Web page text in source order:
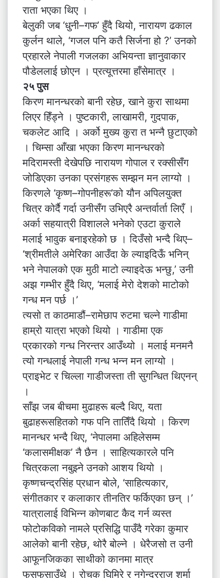
राता भएका थिए ।
बेलुकी जब ‘धुनी–गफ’ हुँदै थियो, नारायण ढकाल
कुर्लन थाले, ‘गजल पनि कतै सिर्जना हो ?’ उनको
प्रहारले नेपाली गजलका अभियन्ता ज्ञानुवाकार
पौडेललाई छोएन । प्रत्यूत्तरमा हाँसेमात्र ।
२५ पुस
किरण मानन्धरको बानी रहेछ, खाने कुरा साथमा
लिएर हिँड्ने । पुष्टकारी, लाखामरी, गुदपाक,
चकलेट आदि । अर्को मुख्य कुरा त भन्नै छुटाएको
। चिम्सा आँखा भएका किरण मानन्धरको
मदिरामस्ती देखेपछि नारायण गोपाल र रक्सीसँग
जोडिएका उनका प्रसंगहरू सम्झन मन लाग्यो ।
किरणले ‘कृष्ण–गोपनीहरू’को यौन अपिलयुक्त
चित्र कोर्दै गर्दा उनीसँग उभिएरै अन्तर्वार्ता लिएँ ।
अर्का सहयात्री विशालले भनेको एउटा कुराले
मलाई भावुक बनाइरहेको छ । दिउँसो भन्दै थिए–
‘श्रीमतीले अमेरिका आउँदा के ल्याइदिऊँ भनिन्
भने नेपालको एक मुठी माटो ल्याइदेऊ भन्छु,’ उनी
अझ गम्भीर हुँदै थिए, ‘मलाई मेरो देशको माटोको
गन्ध मन पर्छ ।’
त्यसो त काठमाडौं–रामेछाप रुटमा चल्ने गाडीमा
हाम्रो यात्रा भएको थियो । गाडीमा एक
प्रकारको गन्ध निरन्तर आउँथ्यो । मलाई मनमनै
त्यो गन्धलाई नेपाली गन्ध भन्न मन लाग्यो ।
प्राइभेट र चिल्ला गाडीजस्ता ती सुगन्धित थिएनन्
।
साँझ जब बीचमा मुढाहरू बल्दै थिए, यता
बुढाहरूसहितको गफ पनि तातिँदै थियो । किरण
मानन्धर भन्दै थिए, ‘नेपालमा अहिलेसम्म
‘कलासमीक्षक’ नै छैन । साहित्यकारले पनि
चित्रकला नबुझ्ने उनको आशय थियो ।
कृष्णचन्द्रसिंह प्रधान बोले, ‘साहित्यकार,
संगीतकार र कलाकार तीनतिर फर्किएका छन् ।’
यात्रालाई विभिन्न कोणबाट कैद गर्न व्यस्त
फोटोकविको नामले प्रसिद्धि पाउँदै गरेका कुमार
आलेको बानी रहेछ, थोरै बोल्ने । धेरैजसो त उनी
आफूनजिकका साथीको कानमा मात्र
फुसफुसाउँथे । रोचक घिमिरे र नगेन्द्रराज शर्मा